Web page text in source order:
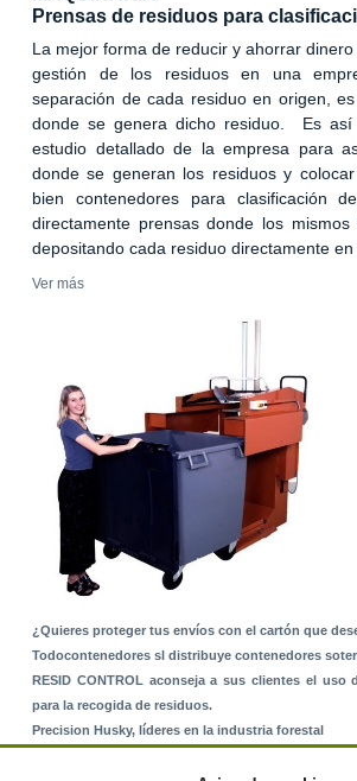
Prensas de residuos para
La mejor forma de reducir y ahorrar
gestión de los residuos en una
separación de cada residuo en origen,
donde se genera dicho residuo. Es
estudio detallado de la empresa para
donde se generan los residuos y
bien contenedores para clasificación
directamente prensas donde los mismos
depositando cada residuo directamente en
Ver más
¿Quieres proteger tus envíos con el cartón que
Todocontenedores sl distribuye contenedores
RESID CONTROL aconseja a sus clientes el uso
para la recogida de residuos.
Precision Husky, líderes en la industria forestal